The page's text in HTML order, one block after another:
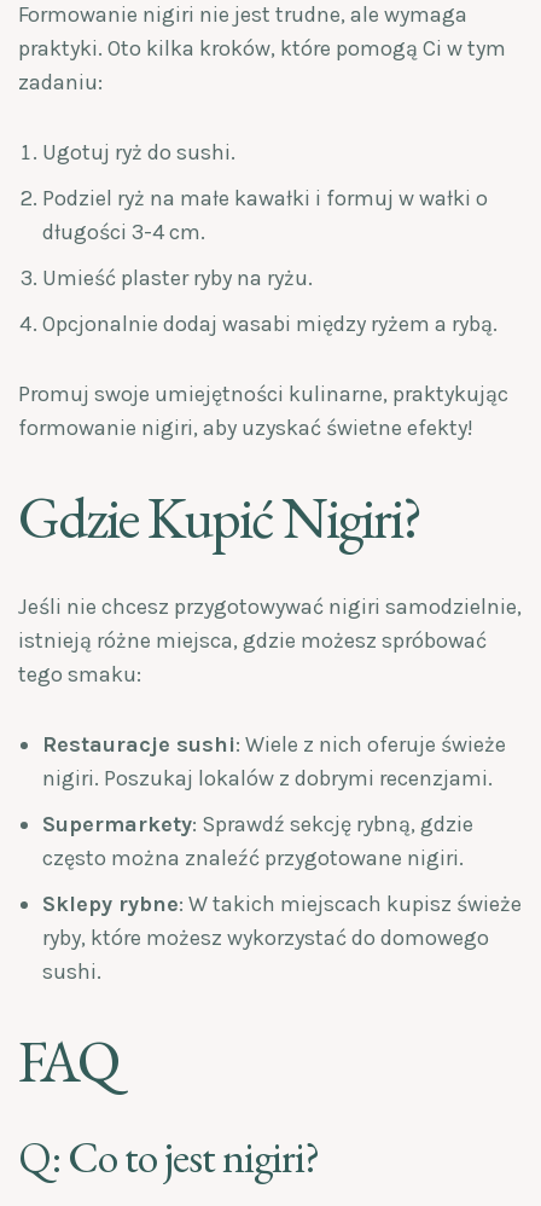
Formowanie nigiri nie jest trudne, ale wymaga
praktyki. Oto kilka kroków, które pomogą Ci w tym
zadaniu:
Ugotuj ryż do sushi.
Podziel ryż na małe kawałki i formuj w wałki o
długości 3-4 cm.
Umieść plaster ryby na ryżu.
Opcjonalnie dodaj wasabi między ryżem a rybą.
Promuj swoje umiejętności kulinarne, praktykując
formowanie nigiri, aby uzyskać świetne efekty!
Gdzie Kupić Nigiri?
Jeśli nie chcesz przygotowywać nigiri samodzielnie,
istnieją różne miejsca, gdzie możesz spróbować
tego smaku:
Restauracje sushi: Wiele z nich oferuje świeże
nigiri. Poszukaj lokalów z dobrymi recenzjami.
Supermarkety: Sprawdź sekcję rybną, gdzie
często można znaleźć przygotowane nigiri.
Sklepy rybne: W takich miejscach kupisz świeże
ryby, które możesz wykorzystać do domowego
sushi.
FAQ
Q: Co to jest nigiri?